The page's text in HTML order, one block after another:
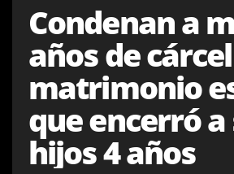
Condenan a
años de
matrimonio
que encerró a
hijos 4 años